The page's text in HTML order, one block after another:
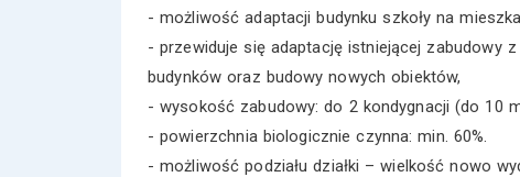
- możliwość adaptacji budynku szkoły na
- przewiduje się adaptację istniejącej zabudowy
budynków oraz budowy nowych obiektów,
- wysokość zabudowy: do 2 kondygnacji (do 10
- powierzchnia biologicznie czynna: min. 60%.
- możliwość podziału działki – wielkość nowo